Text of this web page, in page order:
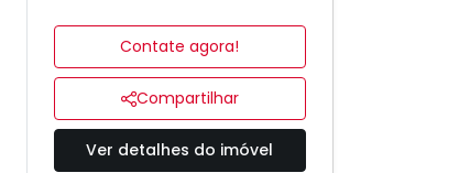
Contate agora!
Compartilhar
Ver detalhes do imóvel